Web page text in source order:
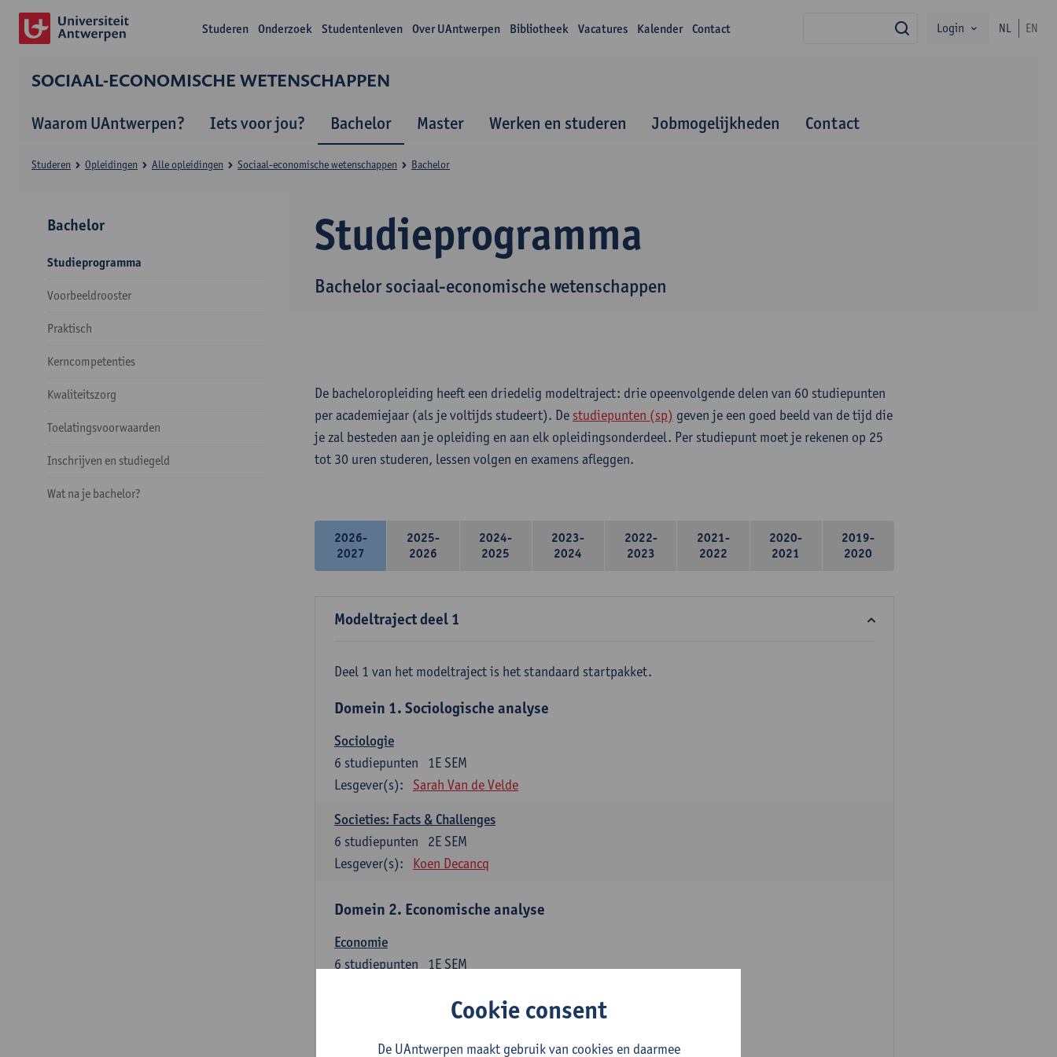
Studeren Onderzoek Studentenleven Over UAntwerpen Bibliotheek Vacatures Kalender Contact zoekLogin NL EN
SOCIAAL-ECONOMISCHE WETENSCHAPPEN
Waarom UAntwerpen? Iets voor jou? Bachelor Master Werken en studeren Jobmogelijkheden Contact
Studieprogramma
Bachelor sociaal-economische wetenschappen
Studeren Opleidingen Alle opleidingen Sociaal-economische wetenschappen Bachelor
Bachelor
Studieprogramma
Voorbeeldrooster
Praktisch
Kerncompetenties
Kwaliteitszorg
Toelatingsvoorwaarden
Inschrijven en studiegeld
Wat na je bachelor?
De bacheloropleiding heeft een driedelig modeltraject: drie opeenvolgende delen van 60 studiepunten
per academiejaar (als je voltijds studeert). De studiepunten (sp) geven je een goed beeld van de tijd die
je zal besteden aan je opleiding en aan elk opleidingsonderdeel. Per studiepunt moet je rekenen op 25
tot 30 uren studeren, lessen volgen en examens afleggen.
2026-
2027
2025-
2026
2024-
2025
2023-
2024
2022-
2023
2021-
2022
2020-
2021
2019-
2020
Modeltraject deel 1
Deel 1 van het modeltraject is het standaard startpakket.
Domein 1. Sociologische analyse
Sociologie
1E SEM
6 studiepunten
Lesgever(s):
Sarah Van de Velde
Societies: Facts & Challenges
2E SEM
6 studiepunten
Lesgever(s):
Koen Decancq
Domein 2. Economische analyse
Economie
1E SEM
6 studiepunten
Cookie consent
De UAntwerpen maakt gebruik van cookies en daarmee